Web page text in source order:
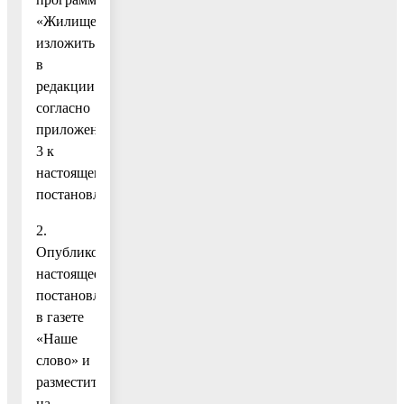
«Жилище»
изложить
в
редакции
согласно
приложению
3 к
настоящему
постановлению.
2.
Опубликовать
настоящее
постановление
в газете
«Наше
слово» и
разместить